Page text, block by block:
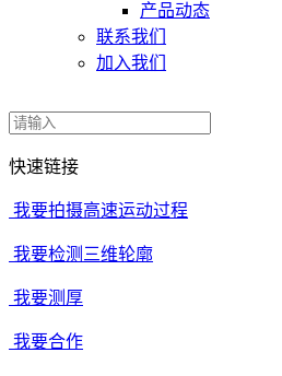
产品动态
联系我们
加入我们
快速链接
我要拍摄高速运动过程
我要检测三维轮廓
我要测厚
我要合作